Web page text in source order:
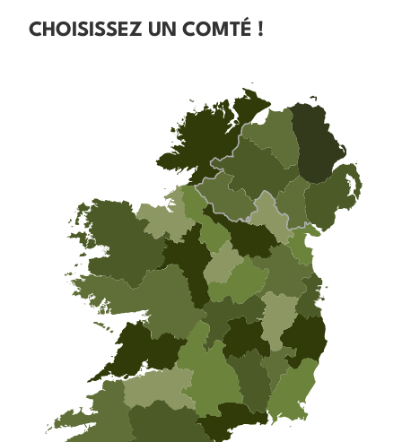
CHOISISSEZ UN COMTÉ !